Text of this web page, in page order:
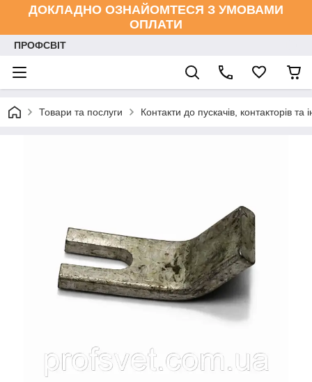
ДОКЛАДНО ОЗНАЙОМТЕСЯ З УМОВАМИ
ОПЛАТИ
ПРОФСВІТ
Товари та послуги Контакти до пускачів, контакторів та